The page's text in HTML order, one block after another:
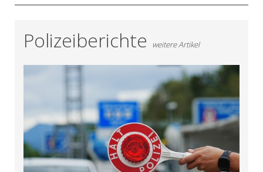
Polizeiberichte weitere Artikel